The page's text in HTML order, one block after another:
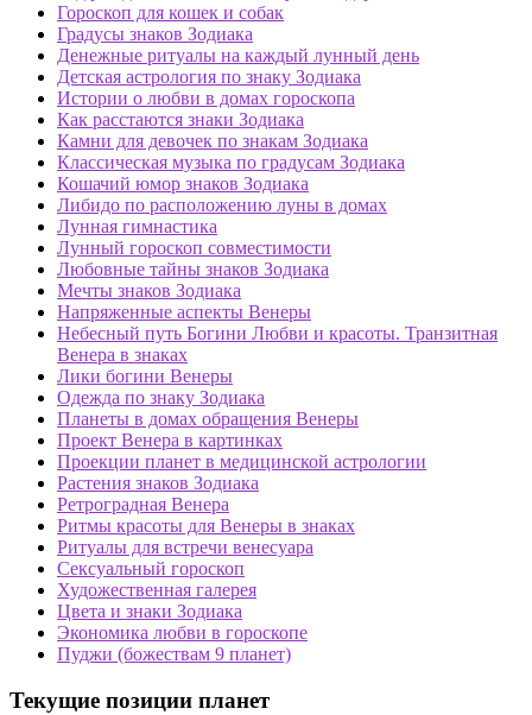
Гороскоп для кошек и собак
Градусы знаков Зодиака
Денежные ритуалы на каждый лунный день
Детская астрология по знаку Зодиака
Истории о любви в домах гороскопа
Как расстаются знаки Зодиака
Камни для девочек по знакам Зодиака
Классическая музыка по градусам Зодиака
Кошачий юмор знаков Зодиака
Либидо по расположению луны в домах
Лунная гимнастика
Лунный гороскоп совместимости
Любовные тайны знаков Зодиака
Мечты знаков Зодиака
Напряженные аспекты Венеры
Небесный путь Богини Любви и красоты. Транзитная
Венера в знаках
Лики богини Венеры
Одежда по знаку Зодиака
Планеты в домах обращения Венеры
Проект Венера в картинках
Проекции планет в медицинской астрологии
Растения знаков Зодиака
Ретроградная Венера
Ритмы красоты для Венеры в знаках
Ритуалы для встречи венесуара
Сексуальный гороскоп
Художественная галерея
Цвета и знаки Зодиака
Экономика любви в гороскопе
Пуджи (божествам 9 планет)
Текущие позиции планет